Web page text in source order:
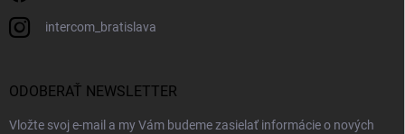
intercom_bratislava
ODOBERAŤ NEWSLETTER
Vložte svoj e-mail a my Vám budeme zasielať informácie o nových